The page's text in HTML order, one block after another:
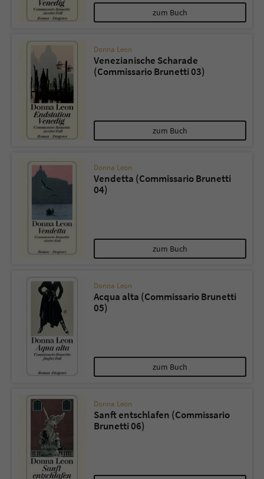
zum Buch
Donna Leon
Venezianische Scharade
(Commissario Brunetti 03)
zum Buch
Donna Leon
Vendetta (Commissario Brunetti
04)
zum Buch
Donna Leon
Acqua alta (Commissario Brunetti
05)
zum Buch
Donna Leon
Sanft entschlafen (Commissario
Brunetti 06)